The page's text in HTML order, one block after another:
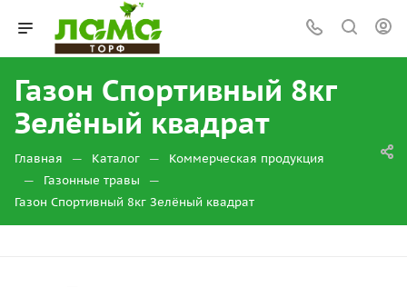
Газон Спортивный 8кг
Зелёный квадрат
Главная — Каталог — Коммерческая продукция
— Газонные травы —
Газон Спортивный 8кг Зелёный квадрат